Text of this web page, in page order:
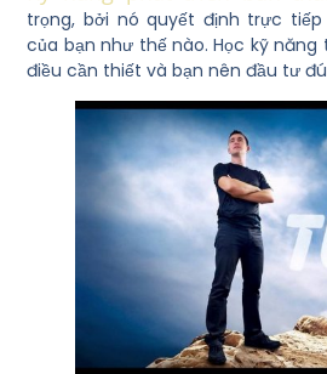
trọng, bởi nó quyết định trực
của bạn như thế nào. Học kỹ
điều cần thiết và bạn nên đầu tư